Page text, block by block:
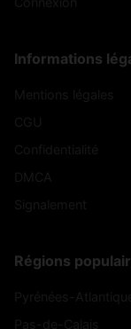
Informations
Régions